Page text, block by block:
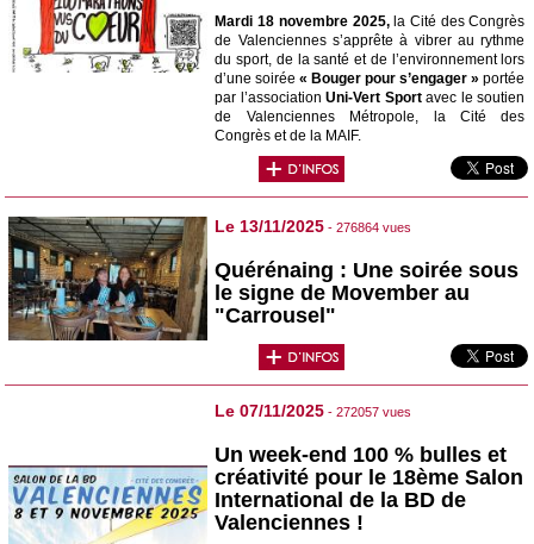
Mardi 18 novembre 2025,la Cité des Congrès
de Valenciennes s’apprête à vibrer au rythme
du sport, de la santé et de l’environnement lors
d’une soirée« Bouger pour s’engager » portée
par l’associationUni-Vert Sportavec le soutien
de Valenciennes Métropole, la Cité des
Congrès et de la MAIF.
Le 13/11/2025 - 276864 vues
Quérénaing : Une soirée sous
le signe de Movember au
"Carrousel"
Le 07/11/2025 - 272057 vues
Un week-end 100 % bulles et
créativité pour le 18ème Salon
International de la BD de
Valenciennes !